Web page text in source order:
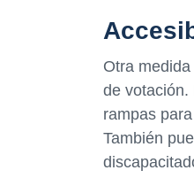
Otra
de votación.
rampas
También